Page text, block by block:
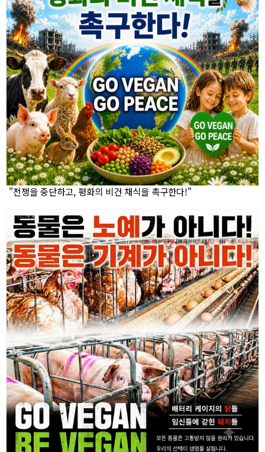
"전쟁을 중단하고, 평화의 비건 채식을 촉구한다!"